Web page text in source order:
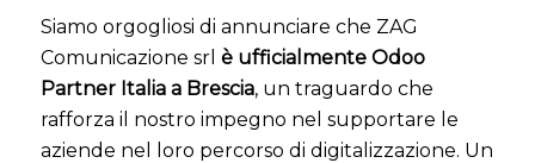
Siamo orgogliosi di annunciare che ZAG
Comunicazione srl è ufficialmente Odoo
Partner Italia a Brescia, un traguardo che
rafforza il nostro impegno nel supportare le
aziende nel loro percorso di digitalizzazione. Un